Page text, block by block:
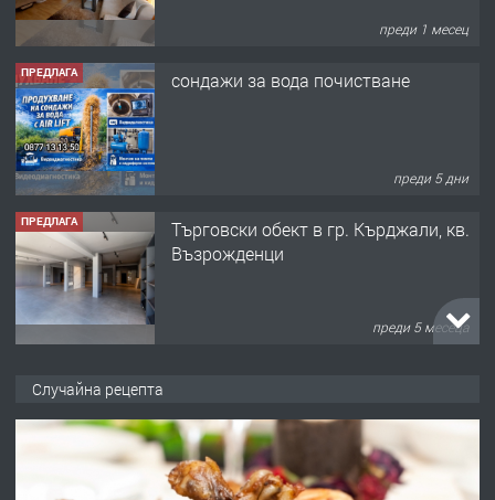
преди 1 месец
ПРЕДЛАГА сондажи за вода почистване
преди 5 дни
ПРЕДЛАГА
Tърговски обект в гр. Кърджали, кв.
Възрожденци
преди 5 месеца
преди 6 месеца
Случайна рецепта